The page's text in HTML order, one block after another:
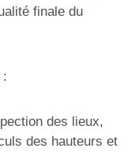
finale du
:
des lieux,
des hauteurs et